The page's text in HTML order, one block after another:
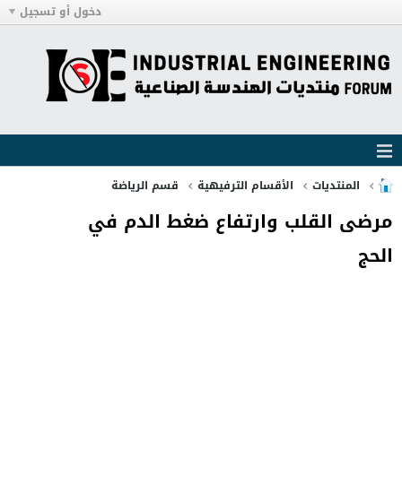
دخول أو تسجيل
المنتديات الأقسام الترفيهية قسم الرياضة
مرضى القلب وارتفاع ضغط الدم في
الحج